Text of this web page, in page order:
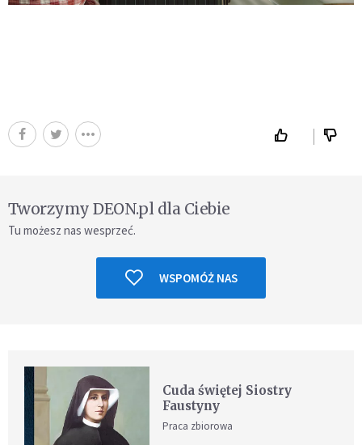
Tworzymy DEON.pl dla Ciebie
Tu możesz nas wesprzeć.
WSPOMÓŻ NAS
Cuda świętej Siostry
Faustyny
Praca zbiorowa